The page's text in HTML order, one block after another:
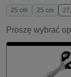
25 cm 25 cm
Proszę wybrać